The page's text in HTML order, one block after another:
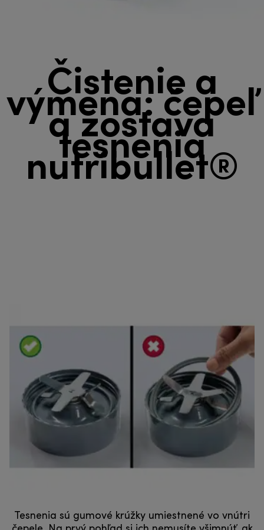
Čistenie a
výmena: čepeľ
a zostava
tesnenia
nutribullet®
Tesnenia sú gumové krúžky umiestnené vo vnútri